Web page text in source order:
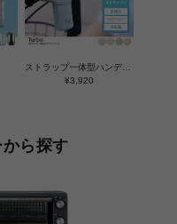
ストラップ一体型ハンディファン
¥3,920
ら探す